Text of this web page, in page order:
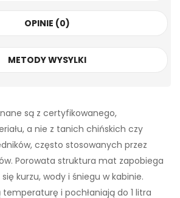
OPINIE (0)
METODY WYSYLKI
są z certyfikowanego,
a nie z tanich chińskich czy
często stosowanych przez
Porowata struktura mat zapobiega
kurzu, wody i śniegu w kabinie.
i pochłaniają do 1 litra